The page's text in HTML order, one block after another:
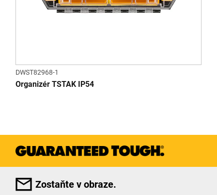
DWST82968-1
Organizér TSTAK IP54
Zostaňte v obraze.